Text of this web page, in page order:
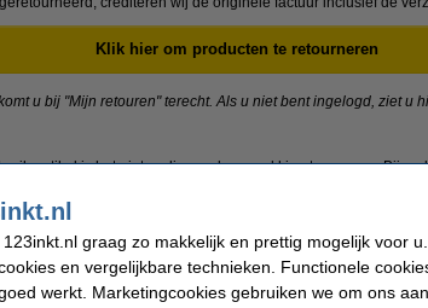
Klik hier om producten te retourneren
u bij "Mijn retouren" terecht. Als u niet bent ingelogd, ziet u
is het niet nodig om de verpakking te openen. Bij
of stof/lichtdichte verpakking is verbroken resulteert
aantreffen geldt er geen vergoeding.
graag zo makkelijk en prettig mogelijk voor u.
en vergelijkbare technieken. Functionele
werkt. Marketingcookies gebruiken we om ons